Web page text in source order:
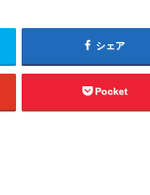
シェア
Pocket